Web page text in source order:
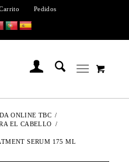
Pedidos
ONLINE TBC /
EL CABELLO /
SERUM 175 ML